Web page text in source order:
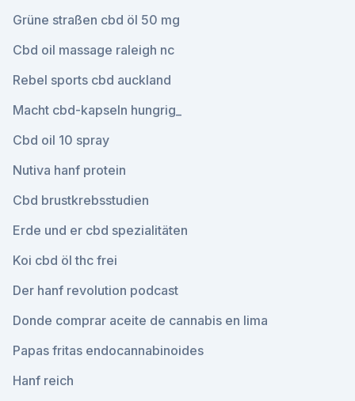
Grüne straßen cbd öl 50 mg
Cbd oil massage raleigh nc
Rebel sports cbd auckland
Macht cbd-kapseln hungrig_
Cbd oil 10 spray
Nutiva hanf protein
Cbd brustkrebsstudien
Erde und er cbd spezialitäten
Koi cbd öl thc frei
Der hanf revolution podcast
Donde comprar aceite de cannabis en lima
Papas fritas endocannabinoides
Hanf reich